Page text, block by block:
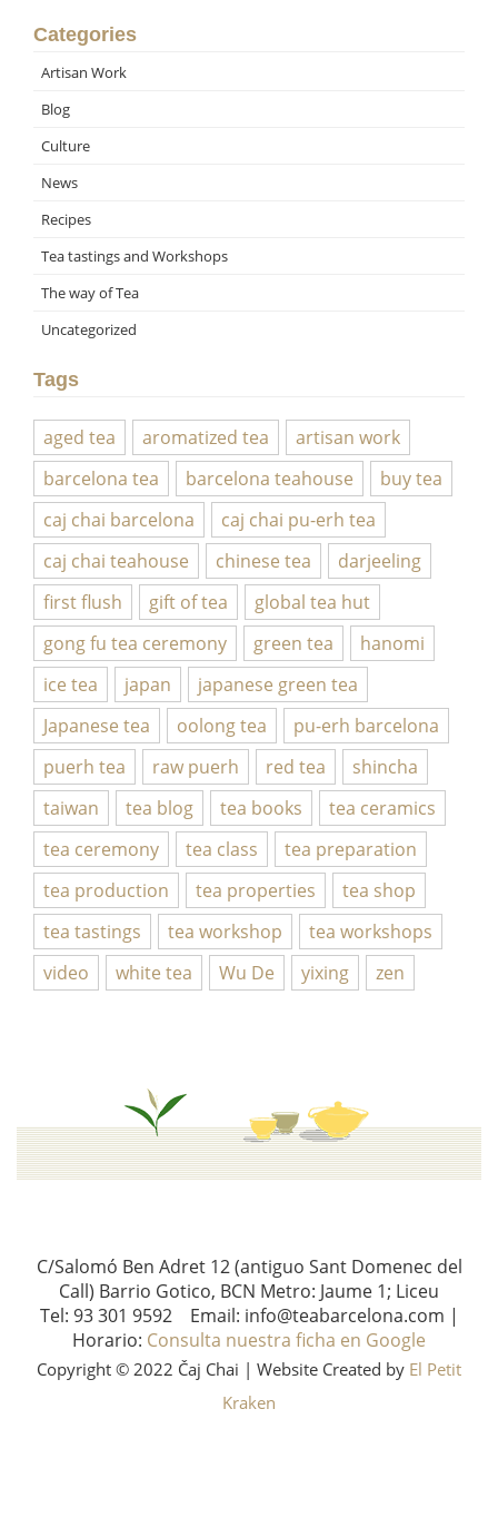
Categories
Artisan Work
Blog
Culture
News
Recipes
Tea tastings and Workshops
The way of Tea
Uncategorized
Tags
aged tea aromatized tea
artisan work
barcelona tea
barcelona teahouse
buy tea
caj chai barcelona
caj chai pu-erh tea
caj chai teahouse
chinese tea
darjeeling
first flush
gift of tea
global tea hut
gong fu tea ceremony
green tea
hanomi
ice tea
japan
japanese green tea
Japanese tea
oolong tea
pu-erh barcelona
puerh tea
raw puerh red tea
shincha
taiwan
tea blog tea books
tea ceramics
tea ceremony
tea class
tea preparation
tea production
tea properties
tea shop
tea tastings
tea workshop
tea workshops
video
white tea Wu De yixing zen
C/Salomó Ben Adret 12 (antiguo Sant Domenec del
Call) Barrio Gotico, BCN Metro: Jaume 1; Liceu
Tel: 93 301 9592 Email: info@teabarcelona.com |
Horario: Consulta nuestra ficha en Google
Copyright © 2022 Čaj Chai | Website Created by El Petit
Kraken